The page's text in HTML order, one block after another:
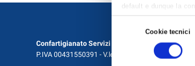
default e dunque la
per avere maggiori
Cookie tecnici
Confartigianato Servizi S.C.
P.IVA 00431550391 - V.le Berlinguer, 8 - 48124